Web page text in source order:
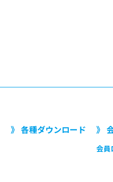
》 各種ダウンロード 》
会員